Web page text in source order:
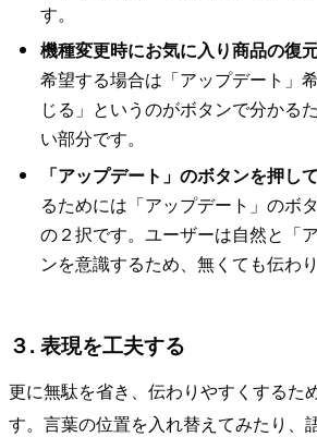
す。
機種変更時にお気に入り商品の復
希望する場合は「アップデート」
じる」というのがボタンで分かる
い部分です。
「アップデート」のボタンを押して
るためには「アップデート」のボ
の２択です。ユーザーは自然と「
ンを意識するため、無くても伝わり
３. 表現を工夫する
更に無駄を省き、伝わりやすくするた
す。言葉の位置を入れ替えてみたり、